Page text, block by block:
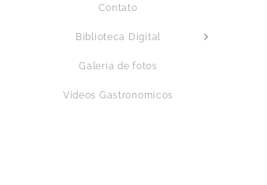
Contato
Biblioteca Digital
Galeria de fotos
Vídeos Gastronomicos